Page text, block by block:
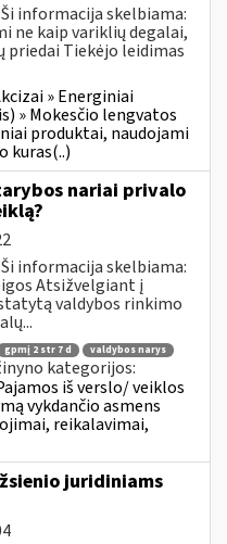
informacija skelbiama:
ne kaip variklių degalai,
priedai Tiekėjo leidimas
» Energiniai
» Mokesčio lengvatos
produktai, naudojami
kuras(..)
nariai privalo
informacija skelbiama:
Atsižvelgiant į
valdybos rinkimo
gpmį 2 str 7 d
valdybos narys
kategorijos:
iš verslo/ veiklos
vykdančio asmens
reikalavimai,
juridiniams